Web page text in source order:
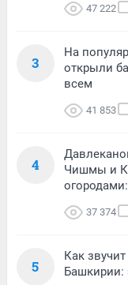
47 222
3
На
открыли
всем
41 853
4
Чишмы и
37 374
5
Как
Башкирии: